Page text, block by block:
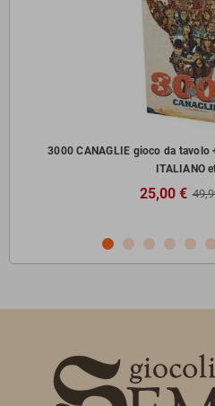
3000 CANAGLIE gioco da tavolo
ITALIANO
25,00 €